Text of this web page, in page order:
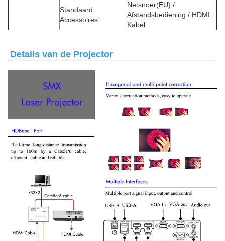
Standaard
Accessoires
Netsnoer(EU) /
Afstandsbediening / HDMI
Kabel
Details van de Projector